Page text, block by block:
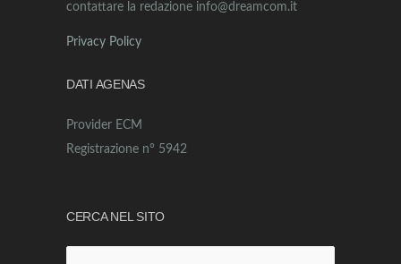
contattare la redazione info@dreamcom.it
Privacy Policy
DATI AGENAS
Provider ECM
Registrazione n° 5942
CERCA NEL SITO